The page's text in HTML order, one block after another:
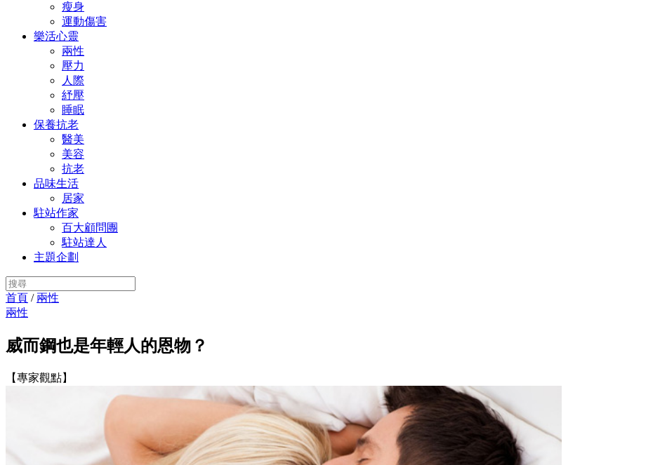
瘦身
運動傷害
樂活心靈
兩性
壓力
人際
紓壓
睡眠
保養抗老
醫美
美容
抗老
品味生活
居家
駐站作家
百大顧問團
駐站達人
主題企劃
首頁 / 兩性
兩性
威而鋼也是年輕人的恩物？
【專家觀點】